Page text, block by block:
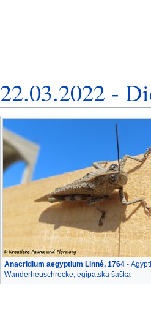
22.03.2022 -
Anacridium aegyptium Linné, 1764 -
Wanderheuschrecke, egipatska šaška